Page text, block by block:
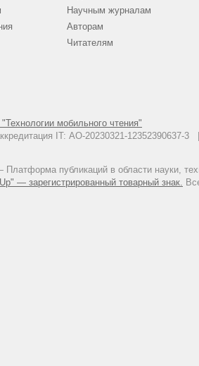
мобильного чтения"
IT: АО-20230321-
публикаций в области науки,
— зарегистрированный товарный знак.
Научным журналам
Авторам
Читателям